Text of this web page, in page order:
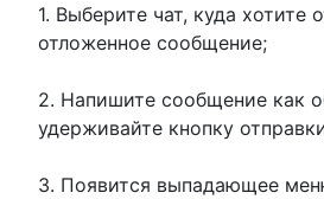
1. Выберите чат, куда хотите
отложенное сообщение;
2. Напишите сообщение как
удерживайте кнопку
3. Появится выпадающее